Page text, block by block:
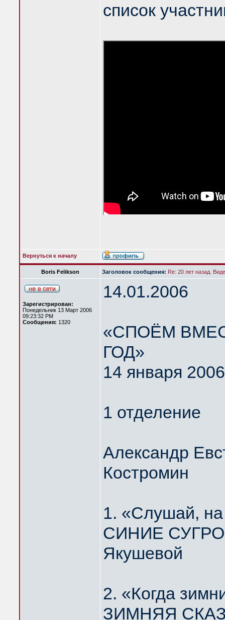
список
Вернуться к началу
Boris Felikson Заголовок сообщения: Re: 20 лет назад.
Зарегистрирован:
Понедельник 13 Март 2006
09:23:32 PM
Сообщения: 1320
14.01.2006
«СПОЁМ
ГОД»
14 января
1 отделение
Александр
Костромин
1. «Слушай,
СИНИЕ
Якушевой
2. «Когда
ЗИМНЯЯ